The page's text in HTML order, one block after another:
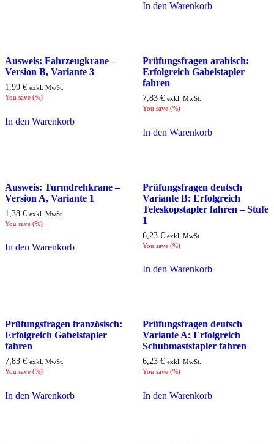
In den Warenkorb
Ausweis: Fahrzeugkrane –
Version B, Variante 3
1,99 € exkl. MwSt.
You save (%)
In den Warenkorb
Prüfungsfragen arabisch:
Erfolgreich Gabelstapler
fahren
7,83 € exkl. MwSt.
You save (%)
In den Warenkorb
Ausweis: Turmdrehkrane –
Version A, Variante 1
1,38 € exkl. MwSt.
You save (%)
In den Warenkorb
Prüfungsfragen deutsch
Variante B: Erfolgreich
Teleskopstapler fahren – Stufe
1
6,23 € exkl. MwSt.
You save (%)
In den Warenkorb
Prüfungsfragen französisch:
Erfolgreich Gabelstapler
fahren
7,83 € exkl. MwSt.
You save (%)
In den Warenkorb
Prüfungsfragen deutsch
Variante A: Erfolgreich
Schubmaststapler fahren
6,23 € exkl. MwSt.
You save (%)
In den Warenkorb